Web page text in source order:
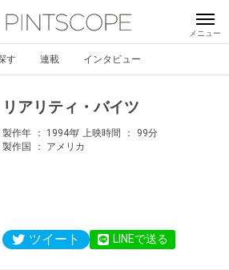
す 連載 インタビュー
リアリティ・バイツ
製作年 1994年 上映時間
99分
製作国
アメリカ
ツイート LINEで送る